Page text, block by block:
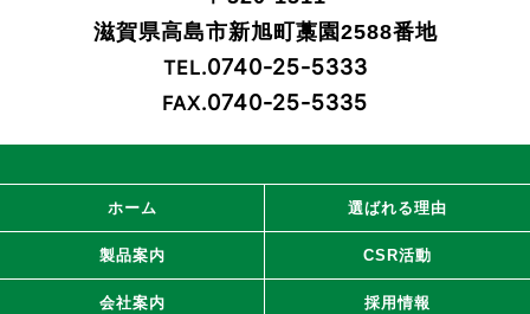
滋賀県高島市新旭町藁園2588番地
TEL.0740-25-5333
FAX.0740-25-5335
ホーム 選ばれる理由
製品案内 CSR活動
会社案内 採用情報